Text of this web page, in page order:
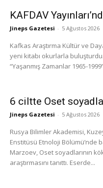
KAFDAV
Jineps Gazetesi - 5 Ağustos 2026
Kafkas Araştırma Kültür ve
yeni kitabı okurlarla
“Yaşanmış Zamanlar 1965-
6 ciltte Oset
Jineps Gazetesi - 5 Ağustos 2026
Rusya Bilimler Akademisi,
Enstitüsü Etnoloji Bölümü’nde
Marzoev, Oset soyadlarının
araştırmasını tanıttı. Eserde...